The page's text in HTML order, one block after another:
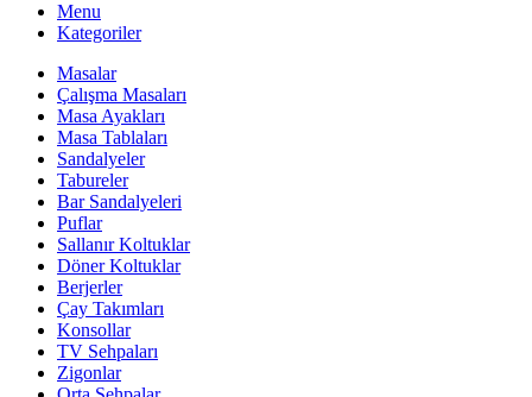
Menu
Kategoriler
Masalar
Çalışma Masaları
Masa Ayakları
Masa Tablaları
Sandalyeler
Tabureler
Bar Sandalyeleri
Puflar
Sallanır Koltuklar
Döner Koltuklar
Berjerler
Çay Takımları
Konsollar
TV Sehpaları
Zigonlar